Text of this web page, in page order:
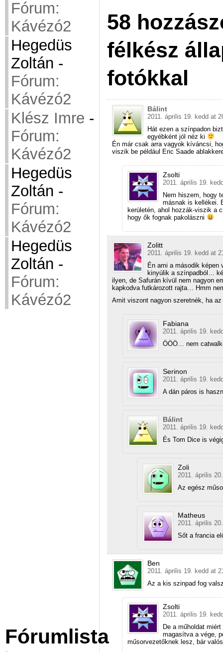
Fórum:
Kávézó2
Hegedüs
Zoltán -
Fórum:
Kávézó2
Klész Imre -
Fórum:
Kávézó2
Hegedüs
Zoltán -
Fórum:
Kávézó2
Hegedüs
Zoltán -
Fórum:
Kávézó2
Fórumlista
58
félkész
fotókkal
Bálint
2011. április 19. kedd at
Hát ezen a színpadon
egyébként jól néz ki
Én már csak arra vagyok kíváncsi,
viszik be például Eric Saade
Zsolti
2011. április 19.
Nem hiszem, hogy
másnak is kellékei.
kerületén, ahol hozzák-viszik a
hogy ők fognak pakolászni
Zolitt
2011. április 19. kedd at
Én ami a második
kinyúlik a színpadból…
ilyen, de Safurán kívül nem nagyon
kapkodva futkározott rajta… Hmm
Amit viszont nagyon szeretnék, ha
Fabiana
2011. április 19.
ÖÖÖ… nem
Serinon
2011. április 19.
A dán páros is
Bálint
2011. április 19.
És Tom Dice is
Zoli
2011. április
Az egész
Matheus
2011. április
Sőt a francia
Ben
2011. április 19. kedd at
Az a kis szinpad fog
Zsolti
2011. április 19.
De a műholdat
magasítva a vége,
műsorvezetőknek lesz, bár